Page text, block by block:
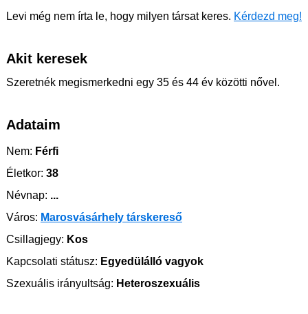
Levi még nem írta le, hogy milyen társat keres. Kérdezd meg!
Akit keresek
Szeretnék megismerkedni egy 35 és 44 év közötti nővel.
Adataim
Nem: Férfi
Életkor: 38
Névnap: ...
Város: Marosvásárhely társkereső
Csillagjegy: Kos
Kapcsolati státusz: Egyedülálló vagyok
Szexuális irányultság: Heteroszexuális